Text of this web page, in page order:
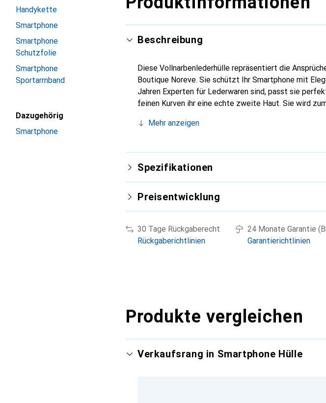
Handykette
Smartphone
Smartphone
Schutzfolie
Smartphone
Sportarmband
Dazugehörig
Smartphone
Beschreibung
Diese Vollnarbenlederhülle repräsentiert die
Boutique Noreve. Sie schützt Ihr Smartphone mit
Jahren Experten für Lederwaren sind, passt sie
feinen Kurven ihr eine echte zweite Haut. Sie wird
für eine anspruchsvolle Kundschaft.
Mehr anzeigen
Spezifikationen
Preisentwicklung
30 Tage Rückgaberecht
Rückgaberichtlinien
24 Monate Garantie
Garantierichtlinien
Produkte vergleichen
Verkaufsrang in Smartphone Hülle